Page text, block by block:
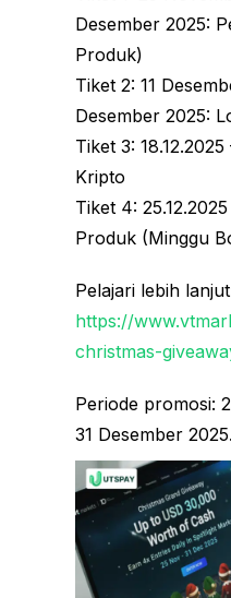
Desember 2025:
Produk)
Tiket 2: 11
Desember 2025:
Tiket 3:
Kripto
Tiket 4:
Produk (Minggu
Pelajari lebih
https://
christmas-
Periode promosi:
31 Desember 2025.